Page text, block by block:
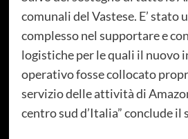
comunali del Vastese. E’ stato
complesso nel supportare e
logistiche per le quali il nuovo
operativo fosse collocato
servizio delle attività di
centro sud d’Italia” conclude il